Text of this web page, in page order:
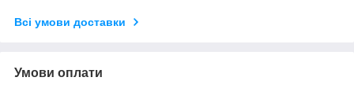
Всі умови доставки
Умови оплати